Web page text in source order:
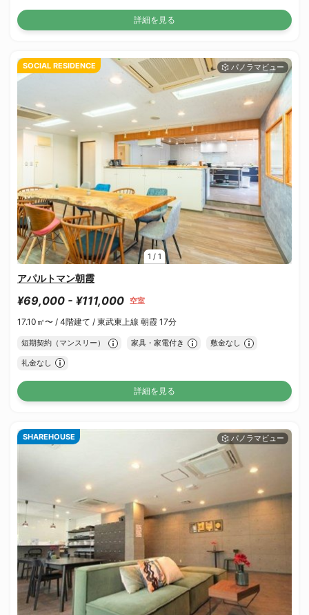
詳細を見る
1 / 1
SOCIAL RESIDENCE
アパルトマン朝霞
¥69,000 - ¥111,000 空室
17.10㎡〜 / 4階建て / 東武東上線 朝霞 17分
短期契約（マンスリー） 家具・家電付き 敷金なし
礼金なし
詳細を見る
SHAREHOUSE